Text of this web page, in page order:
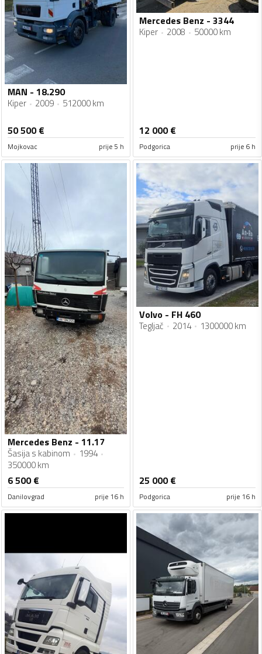
MAN - 18.290
Kiper 2009 512000 km
50 500€
Mojkovac prije 5 h
Mercedes Benz - 3344
Kiper 2008 50000 km
12 000€
Podgorica prije 6 h
Mercedes Benz - 11.17
Šasija s kabinom
1994
350000 km
6 500€
Danilovgrad prije 16 h
Volvo - FH 460
Tegljač 2014 1300000 km
25 000€
Podgorica prije 16 h